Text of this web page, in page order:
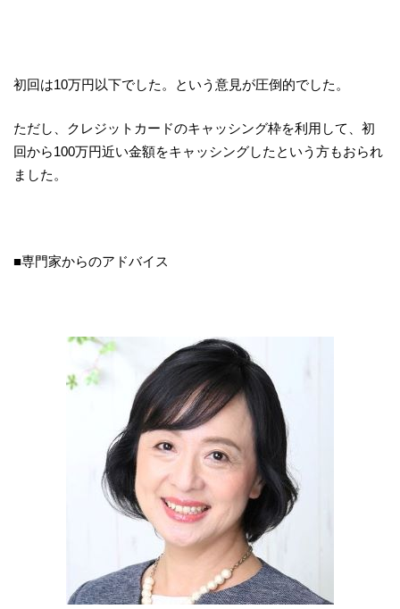
初回は10万円以下でした。という意見が圧倒的でした。
ただし、クレジットカードのキャッシング枠を利用して、初
回から100万円近い金額をキャッシングしたという方もおられ
ました。
■専門家からのアドバイス